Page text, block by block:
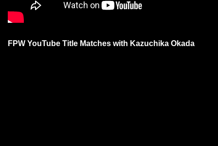
FPW YouTube Title Matches with Kazuchika Okada